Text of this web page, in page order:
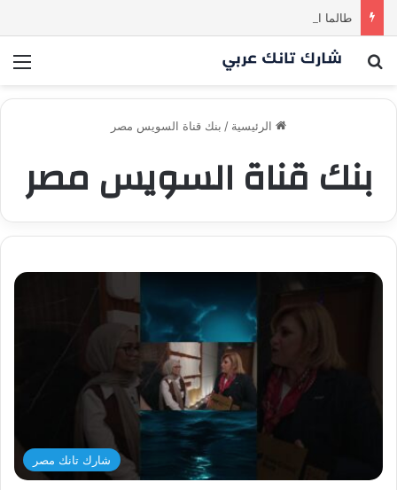
بحث عن
الرئيسية / بنك قناة السويس مصر
بنك قناة السويس مصر
شارك تانك مصر